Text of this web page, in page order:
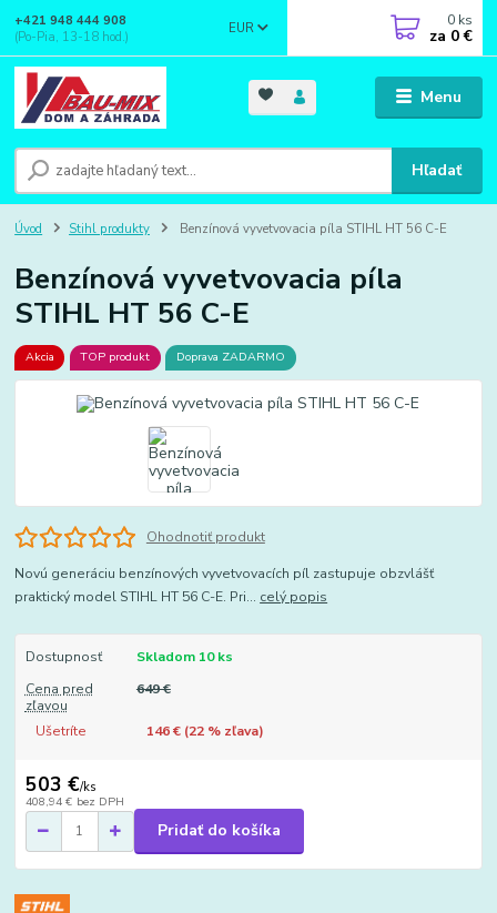
Menu
EUR
Hľadať
+421 948 444 908
(Po-Pia, 13-18 hod.)
0 ks
za 0 €
Úvod Stihl produkty Benzínová vyvetvovacia píla STIHL HT 56 C-E
Benzínová vyvetvovacia píla
STIHL HT 56 C-E
Akcia TOP produkt Doprava ZADARMO
Ohodnotiť produkt
Novú generáciu benzínových vyvetvovacích píl zastupuje obzvlášť
praktický model STIHL HT 56 C-E. Pri... celý popis
Dostupnosť
Skladom 10 ks
Cena pred
zľavou
649 €
Ušetríte 146 € (22% zľava)
503 €/ks
408,94 € bez DPH
Pridať do košíka